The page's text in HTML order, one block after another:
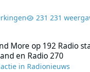
231
More op 192 Radio
en Radio 270
in Radionieuws